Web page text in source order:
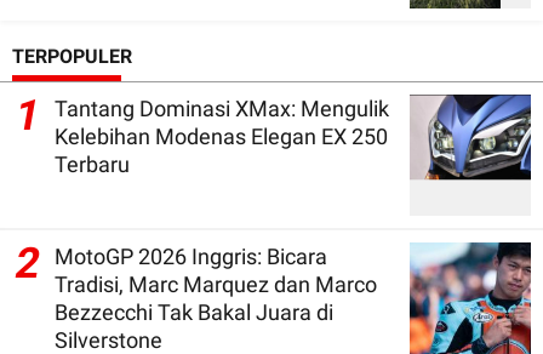
TERPOPULER
1
Tantang Dominasi XMax: Mengulik
Kelebihan Modenas Elegan EX 250
Terbaru
2
MotoGP 2026 Inggris: Bicara
Tradisi, Marc Marquez dan Marco
Bezzecchi Tak Bakal Juara di
Silverstone